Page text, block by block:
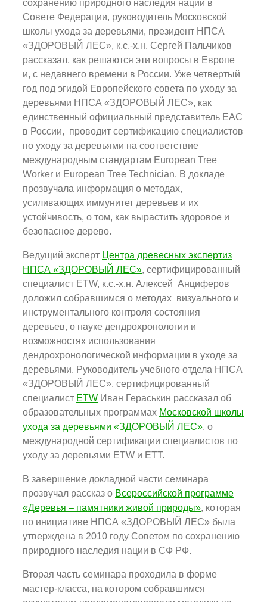
сохранению природного наследия нации в
Совете Федерации, руководитель Московской
школы ухода за деревьями, президент НПСА
«ЗДОРОВЫЙ ЛЕС», к.с.-х.н. Сергей Пальчиков
рассказал, как решаются эти вопросы в Европе
и, с недавнего времени в России. Уже четвертый
год под эгидой Европейского совета по уходу за
деревьями НПСА «ЗДОРОВЫЙ ЛЕС», как
единственный официальный представитель ЕАС
в России, проводит сертификацию специалистов
по уходу за деревьями на соответствие
международным стандартам European Tree
Worker и European Tree Technician. В докладе
прозвучала информация о методах,
усиливающих иммунитет деревьев и их
устойчивость, о том, как вырастить здоровое и
безопасное дерево.
Ведущий эксперт Центра древесных экспертиз
НПСА «ЗДОРОВЫЙ ЛЕС», сертифицированный
специалист ETW, к.с.-х.н. Алексей Анциферов
доложил собравшимся о методах визуального и
инструментального контроля состояния
деревьев, о науке дендрохронологии и
возможностях использования
дендрохронологической информации в уходе за
деревьями. Руководитель учебного отдела НПСА
«ЗДОРОВЫЙ ЛЕС», сертифицированный
специалист ETW Иван Гераськин рассказал об
образовательных программах Московской школы
ухода за деревьями «ЗДОРОВЫЙ ЛЕС», о
международной сертификации специалистов по
уходу за деревьями ETW и ETT.
В завершение докладной части семинара
прозвучал рассказ о Всероссийской программе
«Деревья – памятники живой природы», которая
по инициативе НПСА «ЗДОРОВЫЙ ЛЕС» была
утверждена в 2010 году Советом по сохранению
природного наследия нации в СФ РФ.
Вторая часть семинара проходила в форме
мастер-класса, на котором собравшимся